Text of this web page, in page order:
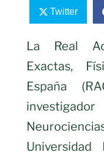
Twitter
La Real
Exactas,
España